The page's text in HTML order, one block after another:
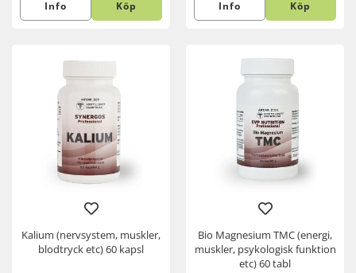
Info Köp Info Köp
Kalium (nervsystem, muskler,
blodtryck etc) 60 kapsl
Bio Magnesium TMC (energi,
muskler, psykologisk funktion
etc) 60 tabl